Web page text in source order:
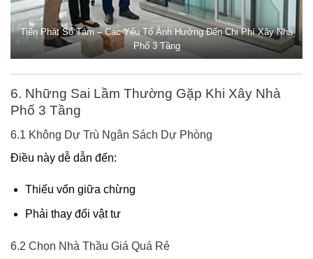
Tiến Phát Số Tám – Các Yếu Tố Ảnh Hưởng Đến Chi Phí Xây Nhà
Phố 3 Tầng
6. Những Sai Lầm Thường Gặp Khi Xây Nhà
Phố 3 Tầng
6.1 Không Dự Trù Ngân Sách Dự Phòng
Điều này dễ dẫn đến:
Thiếu vốn giữa chừng
Phải thay đổi vật tư
6.2 Chọn Nhà Thầu Giá Quá Rẻ